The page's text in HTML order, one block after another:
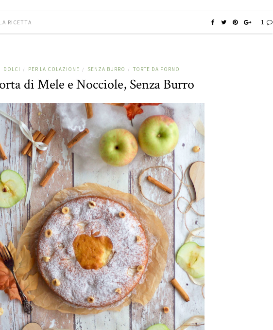
RICETTA 1
DOLCI / PER LA COLAZIONE / SENZA BURRO / TORTE DA FORNO
di Mele e Nocciole, Senza Burro